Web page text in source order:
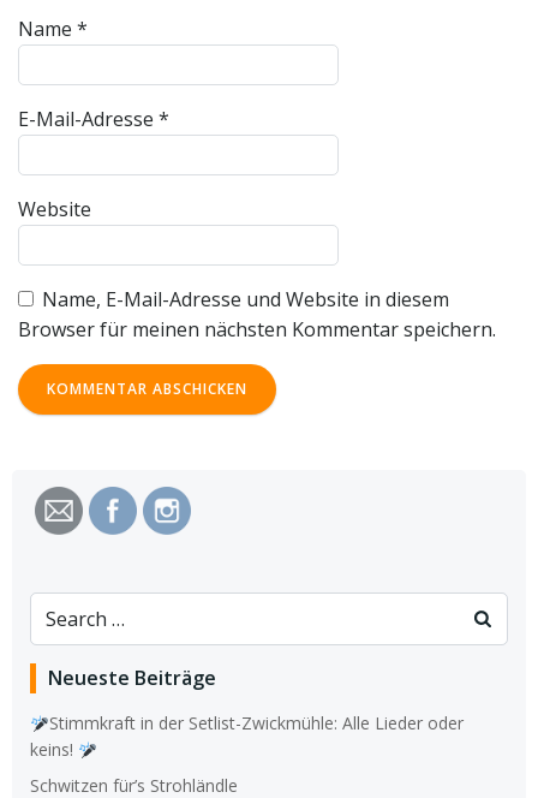
Name *
E-Mail-Adresse *
Website
Name, E-Mail-Adresse und Website in diesem
Browser für meinen nächsten Kommentar speichern.
Search
for:
Neueste Beiträge
Stimmkraft in der Setlist-Zwickmühle: Alle Lieder oder
keins!
Schwitzen für’s Strohländle